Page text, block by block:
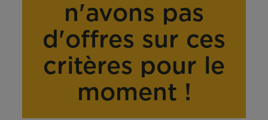
n'avons pas
d'offres sur ces
critères pour le
moment !